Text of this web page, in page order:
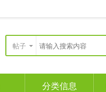
帖子
分类信息